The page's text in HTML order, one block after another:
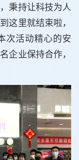
秉持让科技为人
这里就结束啦，
次活动精心的安
企业保持合作，